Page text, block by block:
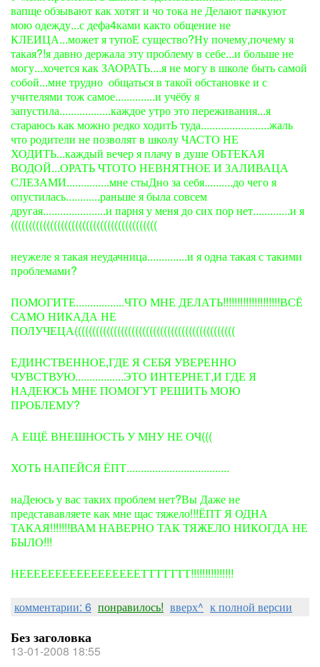
вапще обзывают как хотят и чо тока не Делают пачкуют
мою одежду...с дефа4ками както общение не
КЛЕИЦА...может я тупоЕ существо?Ну почему,почему я
такая?!я давно держала эту проблему в себе...и больше не
могу...хочется как ЗАОРАТЬ....я не могу в школе быть самой
собой...мне трудно общаться в такой обстановке и с
учителями тож самое..............и учёбу я
запустила..................каждое утро это переживания...я
стараюсь как можно редко ходитЬ туда........................жаль
что родители не позволят в школу ЧАСТО НЕ
ХОДИТЬ...каждый вечер я плачу в душе ОБТЕКАЯ
ВОДОЙ...ОРАТЬ ЧТОТО НЕВНЯТНОЕ И ЗАЛИВАЦА
СЛЕЗАМИ...............мне стыДно за себя..........до чего я
опустилась............раньше я была совсем
другая......................и парня у меня до сих пор нет.............и я
(((((((((((((((((((((((((((((((((((((((((
неужеле я такая неудачница..............и я одна такая с такими
проблемами?
ПОМОГИТЕ.................ЧТО МНЕ ДЕЛАТЬ!!!!!!!!!!!!!!!!!!!!ВСЁ
САМО НИКАДА НЕ
ПОЛУЧЕЦА(((((((((((((((((((((((((((((((((((((((((((((
ЕДИНСТВЕННОЕ,ГДЕ Я СЕБЯ УВЕРЕННО
ЧУВСТВУЮ.................ЭТО ИНТЕРНЕТ,И ГДЕ Я
НАДЕЮСЬ МНЕ ПОМОГУТ РЕШИТЬ МОЮ
ПРОБЛЕМУ?
А ЕЩЁ ВНЕШНОСТЬ У МНУ НЕ ОЧ(((
ХОТЬ НАПЕЙСЯ ЁПТ....................................
наДеюсь у вас таких проблем нет?Вы Даже не
представавляете как мне щас тяжело!!!ЁПТ Я ОДНА
ТАКАЯ!!!!!!!ВАМ НАВЕРНО ТАК ТЯЖЕЛО НИКОГДА НЕ
БЫЛО!!!
НЕЕЕЕЕЕЕЕЕЕЕЕЕЕЕЕЕТТТТТТТ!!!!!!!!!!!!!!!
комментарии: 6 понравилось! вверх^ к полной версии
Без заголовка
13-01-2008 18:55